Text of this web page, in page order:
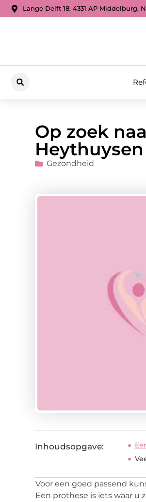
Lange Delft 18, 4331 AP Middelburg,
Op zoek
Gezondheid
Inhoudsopgave:
Voor een goed passend
Een prothese is iets waar u